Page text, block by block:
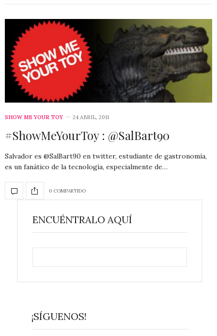
SHOW ME YOUR TOY 24 ABRIL, 2011
#ShowMeYourToy : @SalBart90
Salvador es @SalBart90 en twitter, estudiante de gastronomía,
es un fanático de la tecnología, especialmente de…
0 COMPARTIDO
ENCUÉNTRALO AQUÍ
¡SÍGUENOS!